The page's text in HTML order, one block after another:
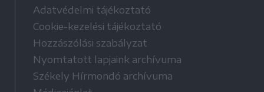
Adatvédelmi tájékoztató
Cookie-kezelési tájékoztató
Hozzászólási szabályzat
Nyomtatott lapjaink archívuma
Székely Hírmondó archívuma